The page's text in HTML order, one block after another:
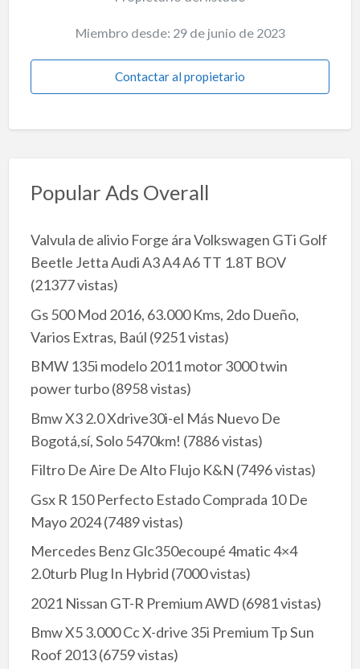
Miembro desde: 29 de junio de 2023
Contactar al propietario
Popular Ads Overall
Valvula de alivio Forge ára Volkswagen GTi Golf
Beetle Jetta Audi A3 A4 A6 TT 1.8T BOV
(21377 vistas)
Gs 500 Mod 2016, 63.000 Kms, 2do Dueño,
Varios Extras, Baúl (9251 vistas)
BMW 135i modelo 2011 motor 3000 twin
power turbo(8958 vistas)
Bmw X3 2.0 Xdrive30i-el Más Nuevo De
Bogotá,sí, Solo 5470km! (7886 vistas)
Filtro De Aire De Alto Flujo K&N (7496 vistas)
Gsx R 150 Perfecto Estado Comprada 10 De
Mayo 2024(7489 vistas)
Mercedes Benz Glc350ecoupé 4matic 4×4
2.0turb Plug In Hybrid (7000 vistas)
2021 Nissan GT-R Premium AWD (6981 vistas)
Bmw X5 3.000 Cc X-drive 35i Premium Tp Sun
Roof 2013(6759 vistas)